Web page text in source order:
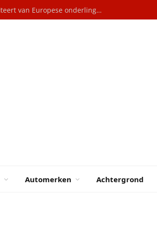
Elektrische auto’s: Hoe China profiteert van Europese onderlinge rivaliteit
Automerken Achtergrond